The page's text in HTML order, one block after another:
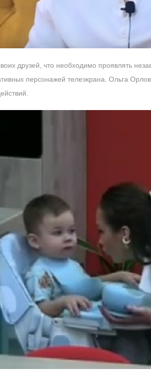
друзей, что необходимо проявлять
персонажей телеэкрана. Ольга